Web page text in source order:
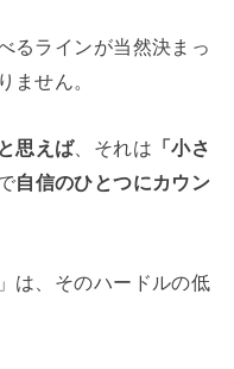
るラインが当然決まっ
ません。
思えば、それは 「小さ
自信のひとつにカウン
は、そのハードルの低